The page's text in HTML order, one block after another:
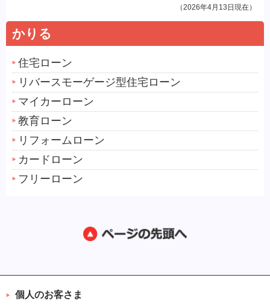
（2026年4月13日現在）
かりる
住宅ローン
リバースモーゲージ型住宅ローン
マイカーローン
教育ローン
リフォームローン
カードローン
フリーローン
個人のお客さま